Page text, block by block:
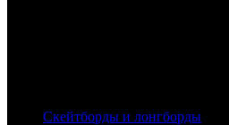
Скейтборды и лонгборды